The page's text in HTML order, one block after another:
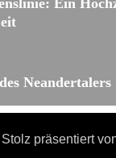
Neandertalers
Stolz präsentiert